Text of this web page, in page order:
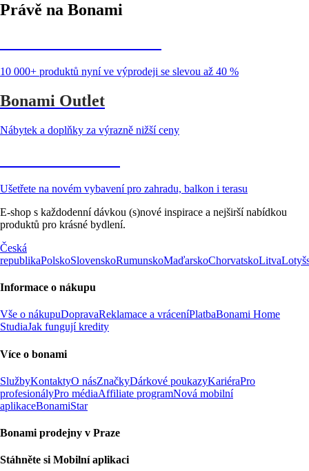
Právě na Bonami
10 000+ produktů nyní ve výprodeji se slevou až 40 %
Bonami Outlet
Nábytek a doplňky za výrazně nižší ceny
Ušetřete na novém vybavení pro zahradu, balkon i terasu
E-shop s každodenní dávkou (s)nové inspirace a nejširší nabídkou
produktů pro krásné bydlení.
Česká
republikaPolskoSlovenskoRumunskoMaďarskoChorvatskoLitva
Informace o nákupu
Vše o nákupuDopravaReklamace a vráceníPlatbaBonami Home
StudiaJak fungují kredity
Více o bonami
SlužbyKontaktyO násZnačkyDárkové poukazyKariéraPro
profesionályPro médiaAffiliate programNová mobilní
aplikaceBonamiStar
Bonami prodejny v Praze
Stáhněte si Mobilní aplikaci